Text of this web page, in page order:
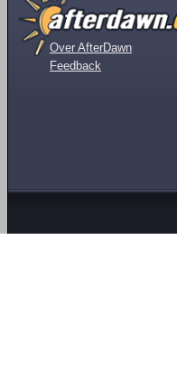
Over AfterDawn
Feedback